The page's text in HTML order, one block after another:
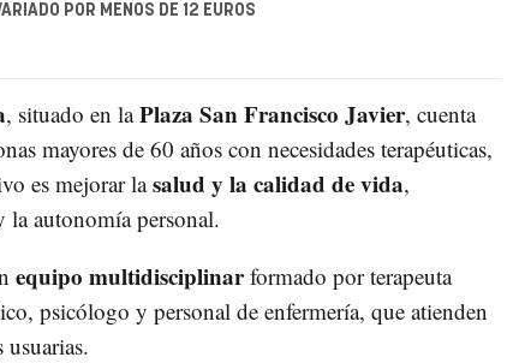
POR MENOS DE 12 EUROS
, situado en laPlaza San Francisco Javier, cuenta
mayores de 60 años con necesidades terapéuticas,
es mejorar lasalud y la calidad de vida,
autonomía personal.
equipo multidisciplinarformado por terapeuta
psicólogo y personal de enfermería, que atienden
usuarias.